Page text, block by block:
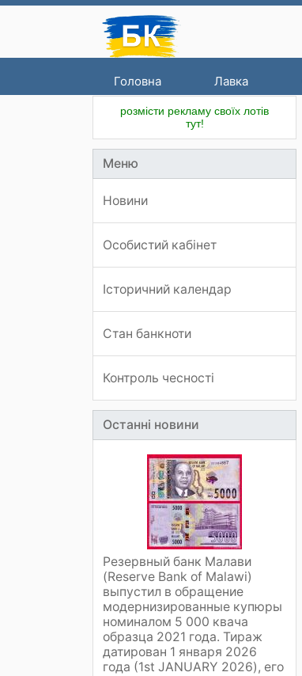
Головна Лавка
розмісти рекламу своїх лотів
тут!
Меню
Новини
Особистий кабінет
Історичний календар
Стан банкноти
Контроль чесності
Останні новини
Резервный банк Малави
(Reserve Bank of Malawi)
выпустил в обращение
модернизированные купюры
номиналом 5 000 квача
образца 2021 года. Тираж
датирован 1 января 2026
года (1st JANUARY 2026), его